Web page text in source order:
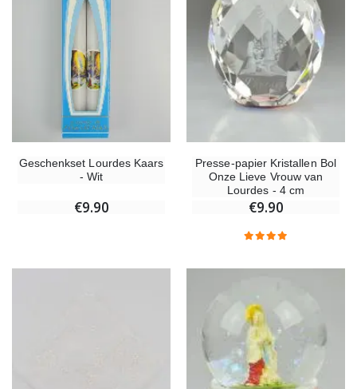
Geschenkset Lourdes Kaars
- Wit
€9.90
Presse-papier Kristallen Bol
Onze Lieve Vrouw van
Lourdes - 4 cm
€9.90